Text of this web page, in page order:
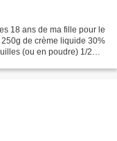
18 ans de ma fille pour le
de crème liquide 30%
(ou en poudre) 1/2